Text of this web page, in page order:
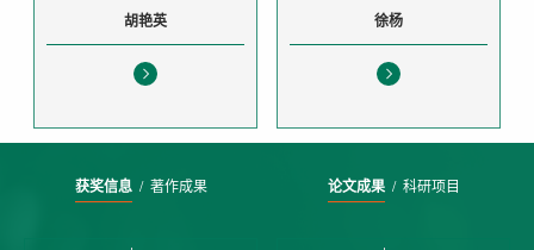
胡艳英 徐杨
获奖信息/ 著作成果 论文成果/ 科研项目